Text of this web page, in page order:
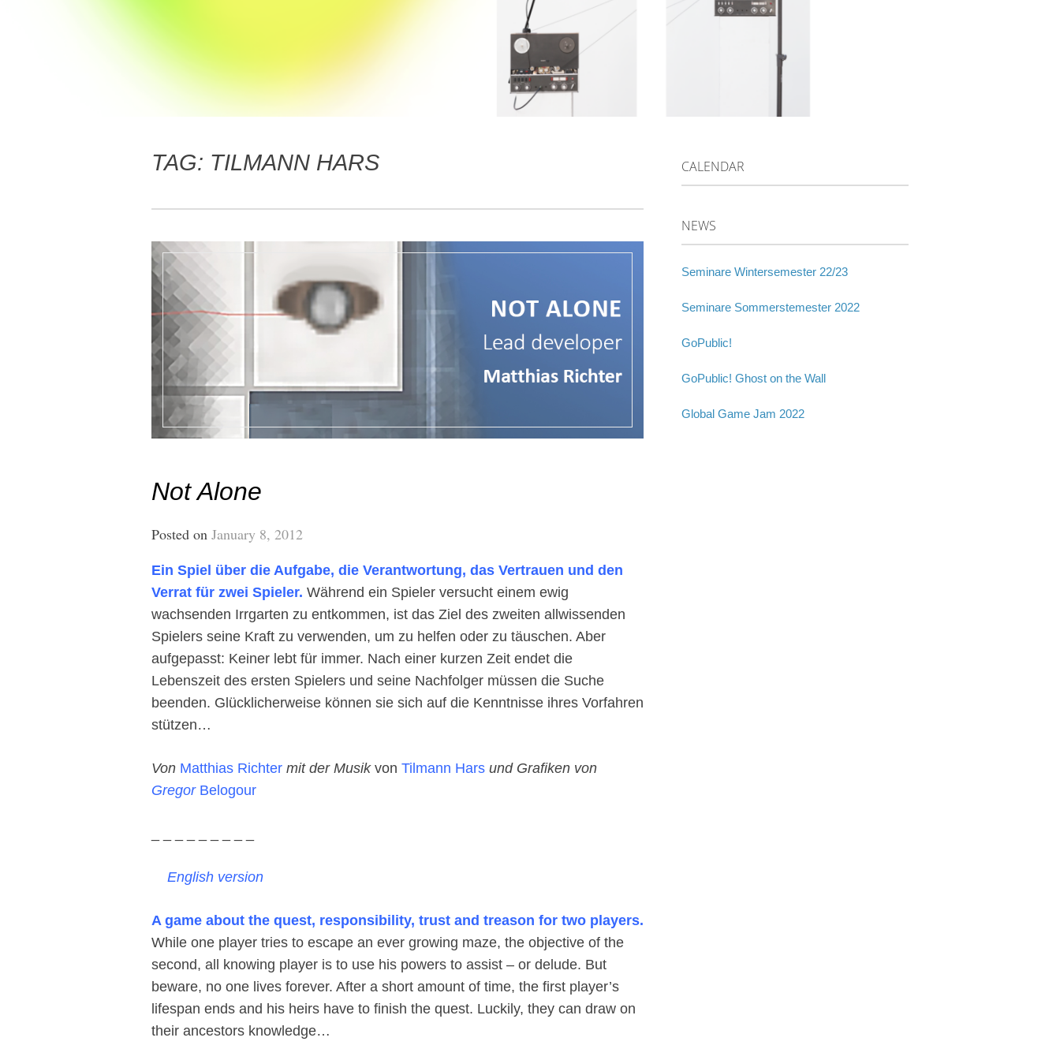
TAG: TILMANN HARS
Not Alone
Posted on January 8, 2012
Ein Spiel über die Aufgabe, die Verantwortung, das Vertrauen und den
Verrat für zwei Spieler. Während ein Spieler versucht einem ewig
wachsenden Irrgarten zu entkommen, ist das Ziel des zweiten allwissenden
Spielers seine Kraft zu verwenden, um zu helfen oder zu täuschen. Aber
aufgepasst: Keiner lebt für immer. Nach einer kurzen Zeit endet die
Lebenszeit des ersten Spielers und seine Nachfolger müssen die Suche
beenden. Glücklicherweise können sie sich auf die Kenntnisse ihres Vorfahren
stützen…
Von Matthias Richter mit der Musikvon Tilmann Hars und Grafiken von
GregorBelogour
English version
A game about the quest, responsibility, trust and treason for two players.
While one player tries to escape an ever growing maze, the objective of the
second, all knowing player is to use his powers to assist – or delude. But
beware, no one lives forever. After a short amount of time, the first player’s
lifespan ends and his heirs have to finish the quest. Luckily, they can draw on
their ancestors knowledge…
CALENDAR
NEWS
Seminare Wintersemester 22/23
Seminare Sommerstemester 2022
GoPublic!
GoPublic! Ghost on the Wall
Global Game Jam 2022